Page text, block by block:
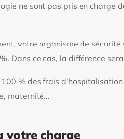
ne sont pas pris en
votre organisme de
Dans ce cas, la différence
100 % des frais
maternité...
votre charge